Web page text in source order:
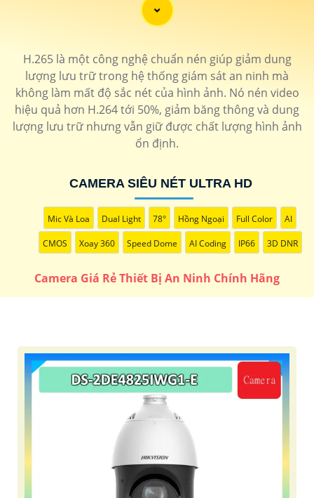
'
H.265 là một công nghệ chuẩn nén giúp giảm dung
lượng lưu trữ trong hệ thống giám sát an ninh mà
không làm mất độ sắc nét của hình ảnh. Nó nén video
hiệu quả hơn H.264 tới 50%, giảm băng thông và dung
lượng lưu trữ nhưng vẫn giữ được chất lượng hình ảnh
ổn định.
CAMERA SIÊU NÉT ULTRA HD
Mic Và Loa Dual Light 78° Hồng Ngoại Full Color AI
CMOS Xoay 360 Speed Dome AI Coding IP66 3D DNR
Camera Giá Rẻ Thiết Bị An Ninh Chính Hãng